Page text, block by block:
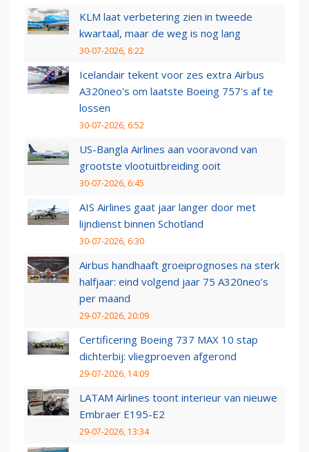
KLM laat verbetering zien in tweede
kwartaal, maar de weg is nog lang
30-07-2026, 8:22
Icelandair tekent voor zes extra Airbus
A320neo's om laatste Boeing 757's af te
lossen
30-07-2026, 6:52
US-Bangla Airlines aan vooravond van
grootste vlootuitbreiding ooit
30-07-2026, 6:45
AIS Airlines gaat jaar langer door met
lijndienst binnen Schotland
30-07-2026, 6:30
Airbus handhaaft groeiprognoses na sterk
halfjaar: eind volgend jaar 75 A320neo’s
per maand
29-07-2026, 20:09
Certificering Boeing 737 MAX 10 stap
dichterbij: vliegproeven afgerond
29-07-2026, 14:09
LATAM Airlines toont interieur van nieuwe
Embraer E195-E2
29-07-2026, 13:34